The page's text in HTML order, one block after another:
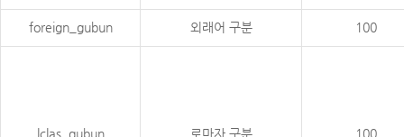
foreign_gubun 외래어 구분 100
lclas_gubun 로마자 구분 100